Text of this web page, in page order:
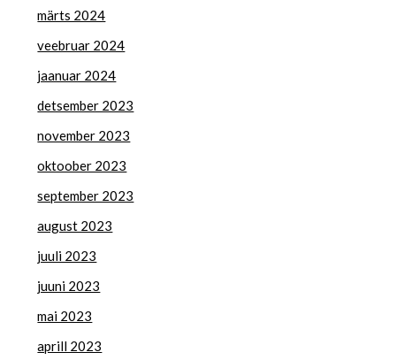
märts 2024
veebruar 2024
jaanuar 2024
detsember 2023
november 2023
oktoober 2023
september 2023
august 2023
juuli 2023
juuni 2023
mai 2023
aprill 2023